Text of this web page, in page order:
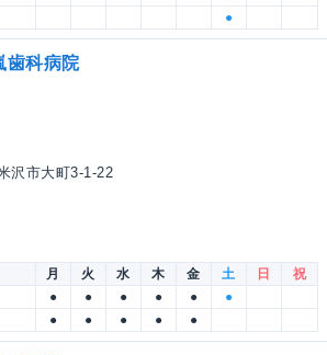
●
歯科病院
沢市大町3-1-22
月 火 水 木 金 土 日
祝
● ● ● ● ●
●
● ● ● ● ●